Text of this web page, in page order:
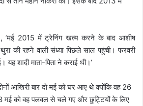
, ‘मई 2015 में ट्रेनिंग खत्म करने के बाद आशीष
की रहने वाली संध्या पिछले साल पहुंची। फरवरी
शादी माता-पिता ने कराई थी।’
आखिरी बार दो मई को घर आए थे क्योंकि वह 26
मई को वह पलवल से चले गए और छुट्टियों के लिए